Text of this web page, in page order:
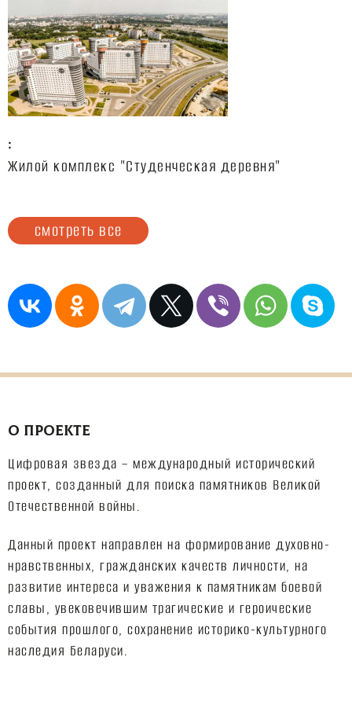
:
Жилой комплекс "Студенческая деревня"
смотреть все
О ПРОЕКТЕ
Цифровая звезда – международный исторический
проект, созданный для поиска памятников Великой
Отечественной войны.
Данный проект направлен на формирование духовно-
нравственных, гражданских качеств личности, на
развитие интереса и уважения к памятникам боевой
славы, увековечившим трагические и героические
события прошлого, сохранение историко-культурного
наследия Беларуси.